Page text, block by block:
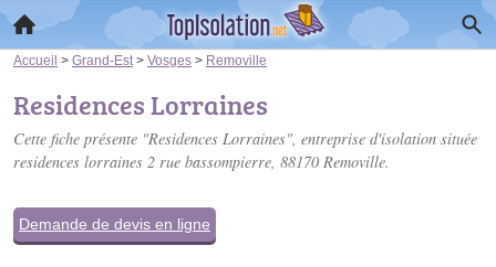
Accueil > Grand-Est > Vosges > Removille
Residences Lorraines
Cette fiche présente "Residences Lorraines", entreprise d'isolation située
residences lorraines 2 rue bassompierre, 88170 Removille.
Demande de devis en ligne